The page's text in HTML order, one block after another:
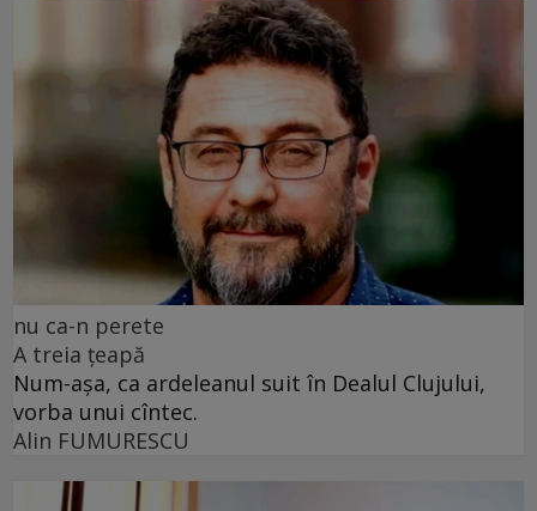
nu ca-n perete
A treia țeapă
Num-așa, ca ardeleanul suit în Dealul Clujului,
vorba unui cîntec.
Alin FUMURESCU